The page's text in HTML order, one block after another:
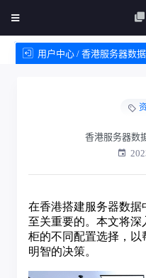
用户中心 / 香港服务器数
香港服务器数